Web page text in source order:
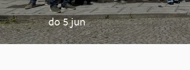
do 5 jun